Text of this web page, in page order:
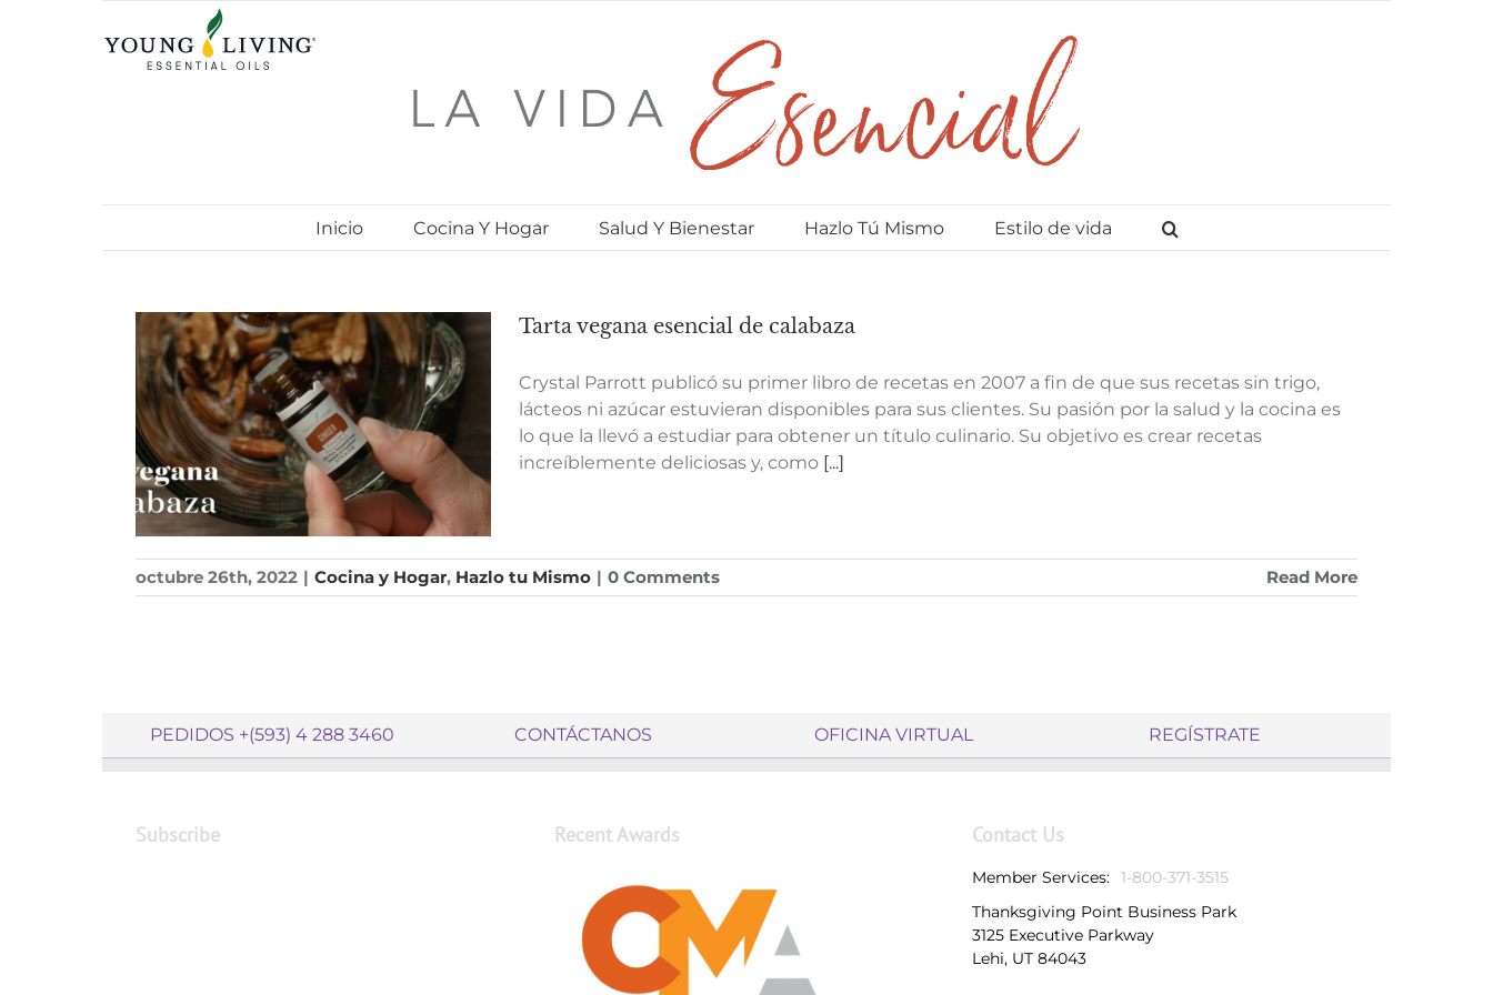
Inicio Cocina Y Hogar Salud Y Bienestar Hazlo Tú Mismo Estilo de vida
Tarta vegana esencial de calabaza
Crystal Parrott publicó su primer libro de recetas en 2007 a fin de que sus recetas sin trigo,
lácteos ni azúcar estuvieran disponibles para sus clientes. Su pasión por la salud y la cocina es
lo que la llevó a estudiar para obtener un título culinario. Su objetivo es crear recetas
increíblemente deliciosas y, como [...]
octubre 26th, 2022 | Cocina y Hogar, Hazlo tu Mismo | 0 Comments Read More
PEDIDOS +(593) 4 288 3460 CONTÁCTANOS OFICINA VIRTUAL REGÍSTRATE
Subscribe Recent Awards Contact Us
Member Services: 1-800-371-3515
Thanksgiving Point Business Park
3125 Executive Parkway
Lehi, UT 84043